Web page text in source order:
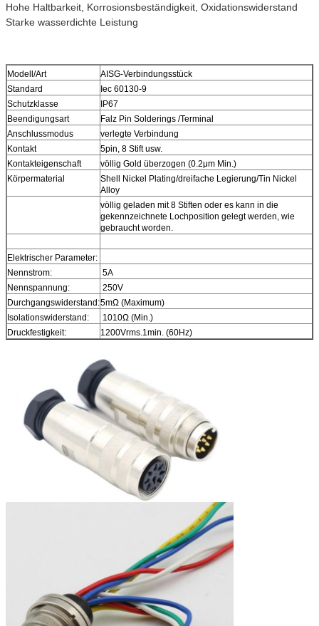
Hohe Haltbarkeit, Korrosionsbeständigkeit, Oxidationswiderstand
Starke wasserdichte Leistung
Modell/Art
AISG-Verbindungsstück
Standard
Iec 60130-9
Schutzklasse
IP67
Beendigungsart
Falz Pin Solderings /Terminal
Anschlussmodus
verlegte Verbindung
Kontakt
5pin, 8 Stift usw.
Kontakteigenschaft
völlig Gold überzogen (0.2μm Min.)
Körpermaterial
Shell Nickel Plating/dreifache Legierung/Tin Nickel
Alloy
völlig geladen mit 8 Stiften oder es kann in die
gekennzeichnete Lochposition gelegt werden, wie
gebraucht worden.
Elektrischer Parameter:
Nennstrom:
5A
Nennspannung:
250V
Durchgangswiderstand:5mΩ (Maximum)
Isolationswiderstand:
1010Ω (Min.)
Druckfestigkeit:
1200Vrms.1min. (60Hz)